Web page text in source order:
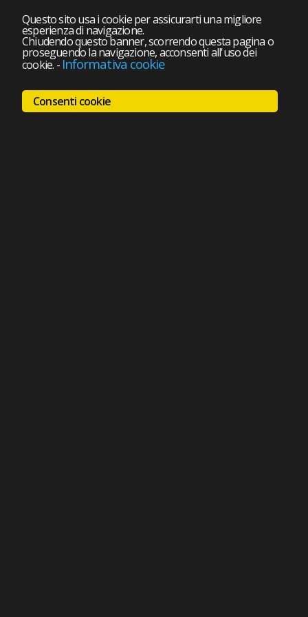
Questo sito usa i cookie per assicurarti una migliore
esperienza di navigazione.
Chiudendo questo banner, scorrendo questa pagina o
proseguendo la navigazione, acconsenti all'uso dei
cookie. - Informativa cookie
Consenti cookie